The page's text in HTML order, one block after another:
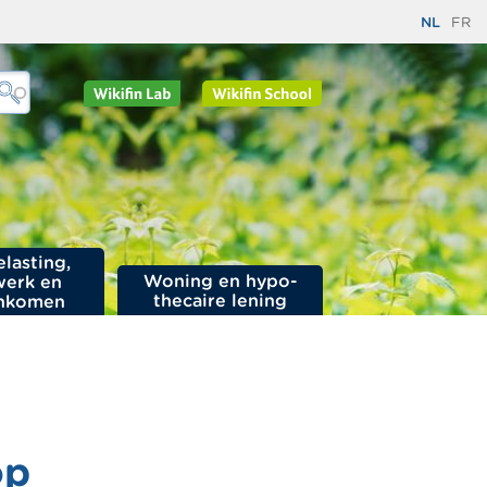
NL FR
en
Woning en hypo­
thecaire lening